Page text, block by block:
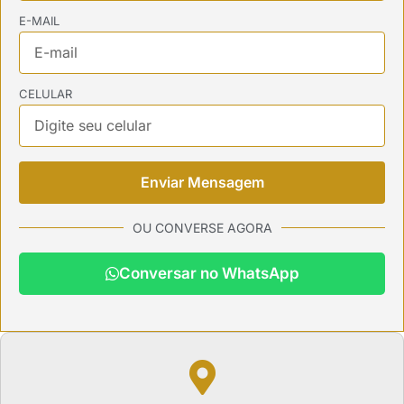
E-MAIL
CELULAR
Enviar Mensagem
OU CONVERSE AGORA
Conversar no WhatsApp